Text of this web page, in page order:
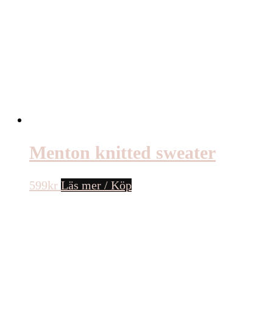
Menton knitted sweater
599kr Läs mer / Köp